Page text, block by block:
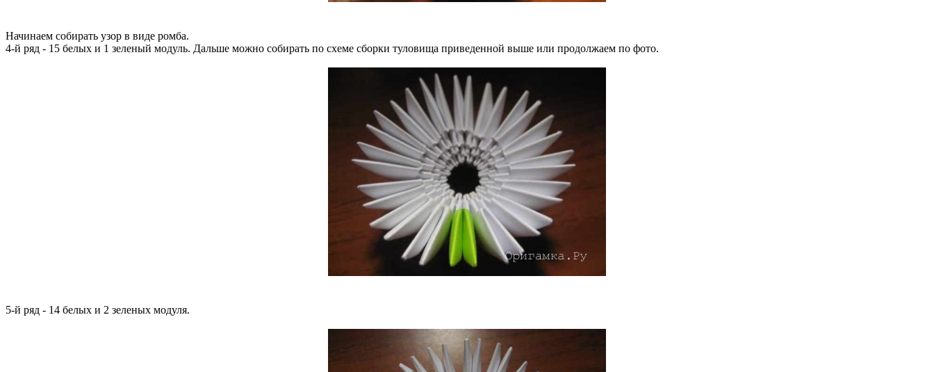
Начинаем собирать узор в виде ромба.
4-й ряд - 15 белых и 1 зеленый модуль. Дальше можно собирать по схеме сборки туловища приведенной выше или продолжаем по фото.
5-й ряд - 14 белых и 2 зеленых модуля.